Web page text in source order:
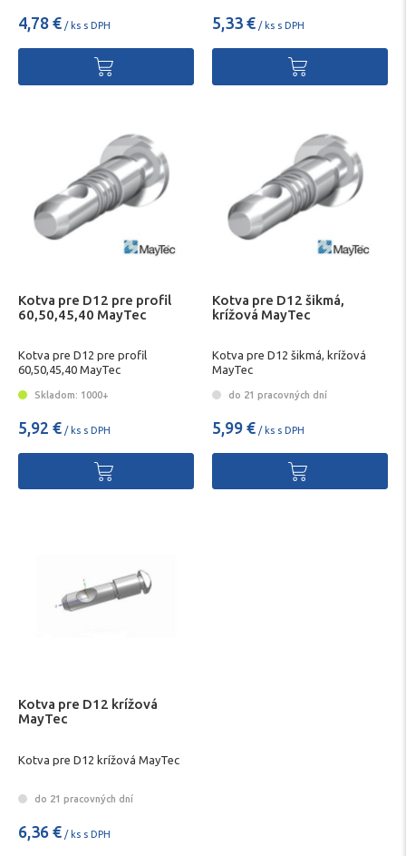
4,78 € / ks s DPH 5,33 € / ks s DPH
Kotva pre D12 pre profil
60,50,45,40 MayTec
Kotva pre D12 pre profil
60,50,45,40 MayTec
Skladom: 1000+
5,92 € / ks s DPH
Kotva pre D12 šikmá,
krížová MayTec
Kotva pre D12 šikmá, krížová
MayTec
do 21 pracovných dní
5,99 € / ks s DPH
Kotva pre D12 krížová
MayTec
Kotva pre D12 krížová MayTec
do 21 pracovných dní
6,36 € / ks s DPH